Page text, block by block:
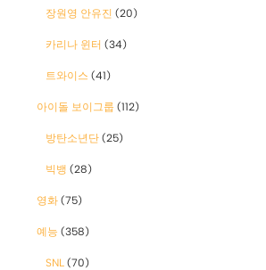
장원영 안유진 (20)
카리나 윈터 (34)
트와이스 (41)
아이돌 보이그룹 (112)
방탄소년단 (25)
빅뱅 (28)
영화 (75)
예능 (358)
SNL (70)